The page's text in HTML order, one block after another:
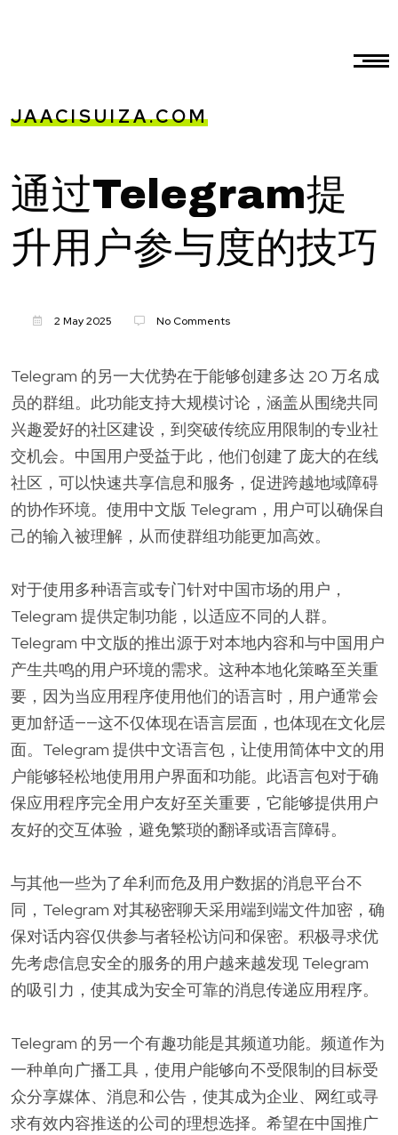
JAACISUIZA.COM
通过Telegram提
升用户参与度的技巧
2 May 2025 No Comments
Telegram 的另一大优势在于能够创建多达 20 万名成
员的群组。此功能支持大规模讨论，涵盖从围绕共同
兴趣爱好的社区建设，到突破传统应用限制的专业社
交机会。中国用户受益于此，他们创建了庞大的在线
社区，可以快速共享信息和服务，促进跨越地域障碍
的协作环境。使用中文版 Telegram，用户可以确保自
己的输入被理解，从而使群组功能更加高效。
对于使用多种语言或专门针对中国市场的用户，
Telegram 提供定制功能，以适应不同的人群。
Telegram 中文版的推出源于对本地内容和与中国用户
产生共鸣的用户环境的需求。这种本地化策略至关重
要，因为当应用程序使用他们的语言时，用户通常会
更加舒适——这不仅体现在语言层面，也体现在文化层
面。Telegram 提供中文语言包，让使用简体中文的用
户能够轻松地使用用户界面和功能。此语言包对于确
保应用程序完全用户友好至关重要，它能够提供用户
友好的交互体验，避免繁琐的翻译或语言障碍。
与其他一些为了牟利而危及用户数据的消息平台不
同，Telegram 对其秘密聊天采用端到端文件加密，确
保对话内容仅供参与者轻松访问和保密。积极寻求优
先考虑信息安全的服务的用户越来越发现 Telegram
的吸引力，使其成为安全可靠的消息传递应用程序。
Telegram 的另一个有趣功能是其频道功能。频道作为
一种单向广播工具，使用户能够向不受限制的目标受
众分享媒体、消息和公告，使其成为企业、网红或寻
求有效内容推送的公司的理想选择。希望在中国推广